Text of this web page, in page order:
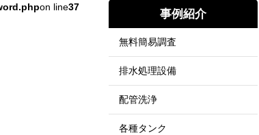
on line37
事例紹介
無料簡易調査
排水処理設備
配管洗浄
各種タンク